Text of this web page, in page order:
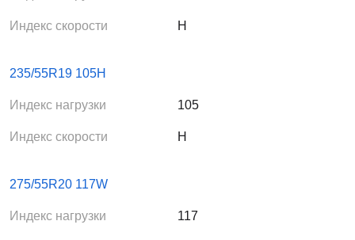
дороге; - короткий тормозной путь за счет особенностей
присадкам в резиновой смеси.
Индекс скорости H
235/55R19 105H
Индекс нагрузки 105
Индекс скорости H
275/55R20 117W
Индекс нагрузки 117